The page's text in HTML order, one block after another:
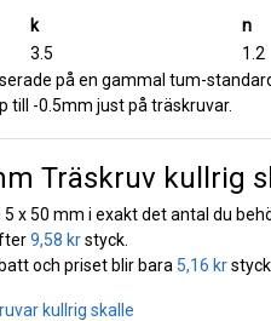
k n
3.5 1.2
på en gammal tum-
till -0.5mm just på träskruvar.
Träskruv kullrig
x 50 mm i exakt det antal du
9,58 krstyck.
och priset blir bara 5,16 krstyck.
kullrig skalle